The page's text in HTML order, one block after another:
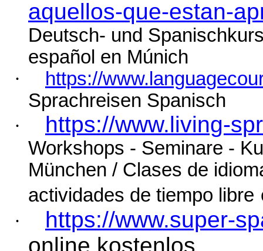
aquellos-que-estan-
Deutsch- und
español en Múnich
·
https://
Sprachreisen Spanisch
·
https://www.living-
Workshops - Seminare -
München / Clases de
actividades de tiempo libre
·
https://www.super-
online kostenlos